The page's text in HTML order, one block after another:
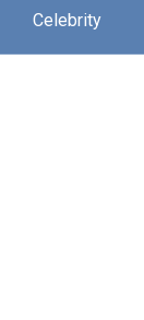
Celebrity